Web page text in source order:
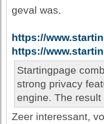
geval was.
https://
https://
Startingpage
strong privacy
engine. The
Zeer interessant,